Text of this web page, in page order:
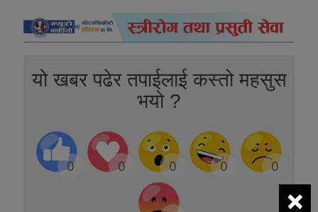
यो खबर पढेर तपाईलाई कस्तो महसुस
भयो ?
0 0 0 0 0
×